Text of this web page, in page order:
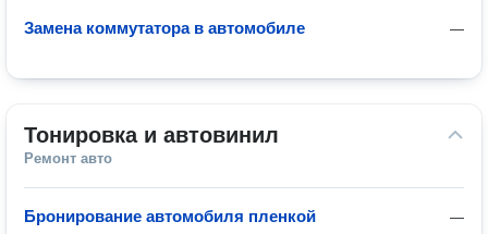
—
Замена коммутатора в автомобиле
Тонировка и автовинил
Ремонт авто
—
Бронирование автомобиля пленкой